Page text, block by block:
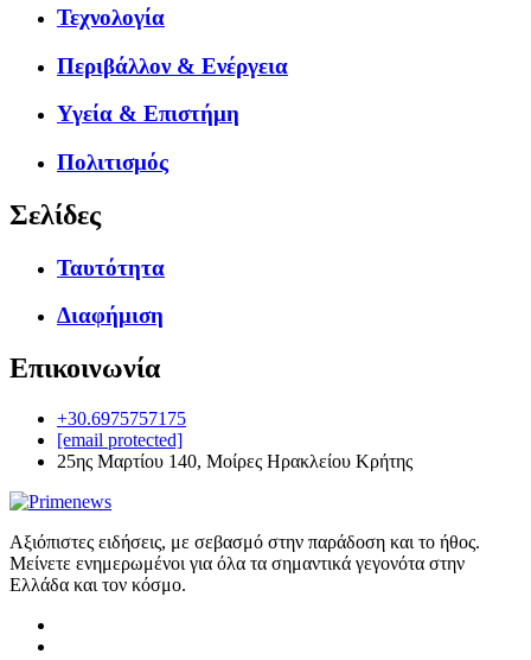
Τεχνολογία
Περιβάλλον & Ενέργεια
Υγεία & Επιστήμη
Πολιτισμός
Σελίδες
Ταυτότητα
Διαφήμιση
Επικοινωνία
+30.6975757175
[email protected]
25ης Μαρτίου 140, Μοίρες Ηρακλείου Κρήτης
Αξιόπιστες ειδήσεις, με σεβασμό στην παράδοση και το ήθος.
Μείνετε ενημερωμένοι για όλα τα σημαντικά γεγονότα στην
Ελλάδα και τον κόσμο.